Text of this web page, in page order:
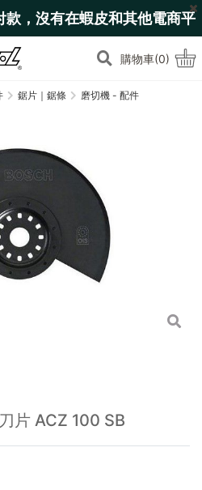
，沒有在蝦皮和其他電商平
上架! 購物車(0)
鋸片｜鋸條 磨切機 - 配件
片 ACZ 100 SB